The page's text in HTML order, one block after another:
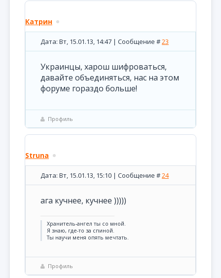
Катрин
Дата: Вт, 15.01.13, 14:47 | Сообщение #23
Украинцы, харош шифроваться,
давайте объединяться, нас на этом
форуме гораздо больше!
Профиль
Struna
Дата: Вт, 15.01.13, 15:10 | Сообщение #24
ага кучнее, кучнее )))))
Хранитель-ангел ты со мной.
Я знаю, где-то за спиной.
Ты научи меня опять мечтать.
Профиль